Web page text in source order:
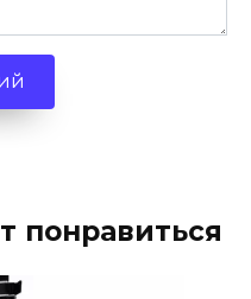
понравиться